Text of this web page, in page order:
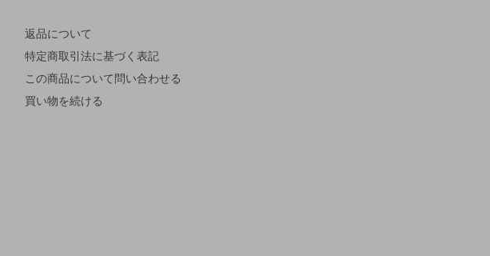
返品について
特定商取引法に基づく表記
この商品について問い合わせる
買い物を続ける